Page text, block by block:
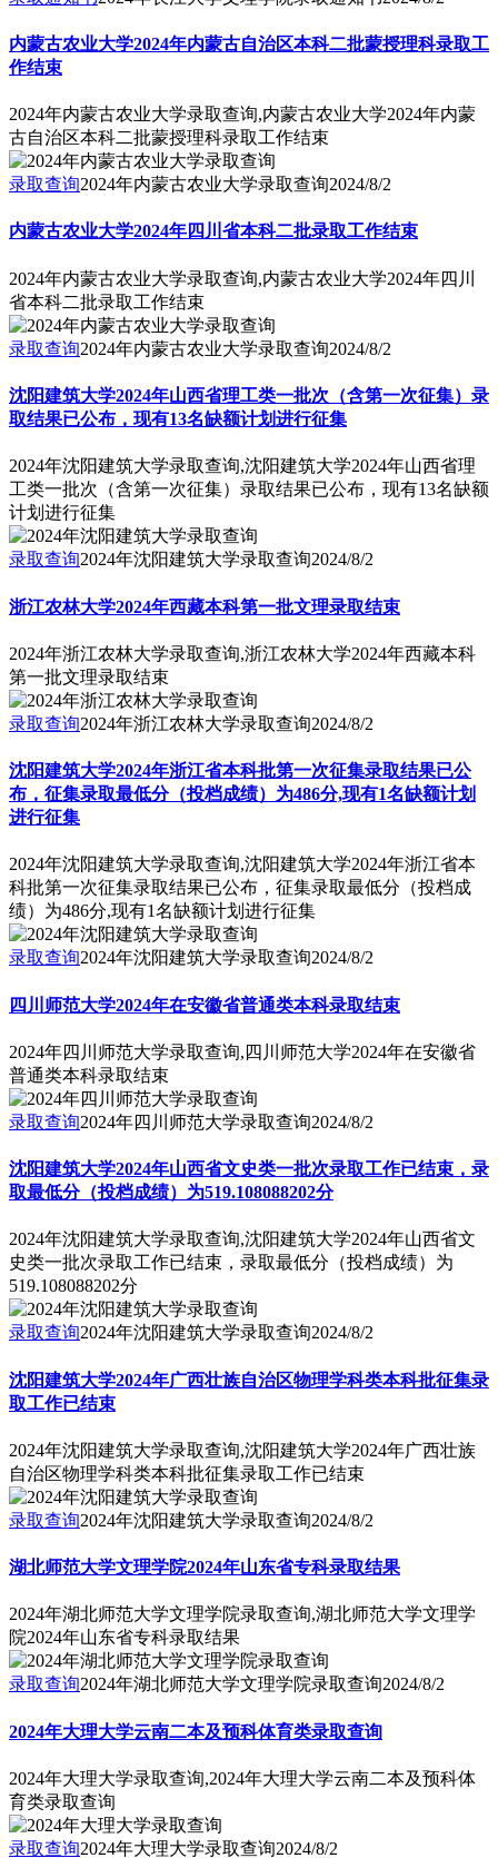
内蒙古农业大学2024年内蒙古自治区本科二批蒙授理科录取工
作结束
2024年内蒙古农业大学录取查询,内蒙古农业大学2024年内蒙
古自治区本科二批蒙授理科录取工作结束
录取查询2024年内蒙古农业大学录取查询2024/8/2
内蒙古农业大学2024年四川省本科二批录取工作结束
2024年内蒙古农业大学录取查询,内蒙古农业大学2024年四川
省本科二批录取工作结束
录取查询2024年内蒙古农业大学录取查询2024/8/2
沈阳建筑大学2024年山西省理工类一批次（含第一次征集）录
取结果已公布，现有13名缺额计划进行征集
2024年沈阳建筑大学录取查询,沈阳建筑大学2024年山西省理
工类一批次（含第一次征集）录取结果已公布，现有13名缺额
计划进行征集
录取查询2024年沈阳建筑大学录取查询2024/8/2
浙江农林大学2024年西藏本科第一批文理录取结束
2024年浙江农林大学录取查询,浙江农林大学2024年西藏本科
第一批文理录取结束
录取查询2024年浙江农林大学录取查询2024/8/2
沈阳建筑大学2024年浙江省本科批第一次征集录取结果已公
布，征集录取最低分（投档成绩）为486分,现有1名缺额计划
进行征集
2024年沈阳建筑大学录取查询,沈阳建筑大学2024年浙江省本
科批第一次征集录取结果已公布，征集录取最低分（投档成
绩）为486分,现有1名缺额计划进行征集
录取查询2024年沈阳建筑大学录取查询2024/8/2
四川师范大学2024年在安徽省普通类本科录取结束
2024年四川师范大学录取查询,四川师范大学2024年在安徽省
普通类本科录取结束
录取查询2024年四川师范大学录取查询2024/8/2
沈阳建筑大学2024年山西省文史类一批次录取工作已结束，录
取最低分（投档成绩）为519.108088202分
2024年沈阳建筑大学录取查询,沈阳建筑大学2024年山西省文
史类一批次录取工作已结束，录取最低分（投档成绩）为
519.108088202分
录取查询2024年沈阳建筑大学录取查询2024/8/2
沈阳建筑大学2024年广西壮族自治区物理学科类本科批征集录
取工作已结束
2024年沈阳建筑大学录取查询,沈阳建筑大学2024年广西壮族
自治区物理学科类本科批征集录取工作已结束
录取查询2024年沈阳建筑大学录取查询2024/8/2
湖北师范大学文理学院2024年山东省专科录取结果
2024年湖北师范大学文理学院录取查询,湖北师范大学文理学
院2024年山东省专科录取结果
录取查询2024年湖北师范大学文理学院录取查询2024/8/2
2024年大理大学云南二本及预科体育类录取查询
2024年大理大学录取查询,2024年大理大学云南二本及预科体
育类录取查询
录取查询2024年大理大学录取查询2024/8/2